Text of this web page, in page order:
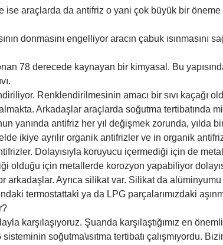
araçlarda da antifriz o yani çok büyük bir öneme
donmasını engelliyor aracın çabuk ısınmasını
78 derecede kaynayan bir kimyasal. Bu
Renklendirilmesinin amacı bir sıvı kaçağı
Arkadaşlar araçlarda soğutma tertibatında
yanında antifriz her yıl değişmek zorunda, yılda
ikiye ayrılır organik antifrizler ve in organik
Dolayısıyla koruyucu içermediği için de metal
olduğu için metallerde korozyon yapabiliyor
Ayrıca silikat var. Silikat da
termostattaki ya da LPG parçalarımızdaki
karşılaşıyoruz. Şuanda karşılaştığımız en
sisteminin soğutma\ısıtma tertibatı çalışmıyordu.